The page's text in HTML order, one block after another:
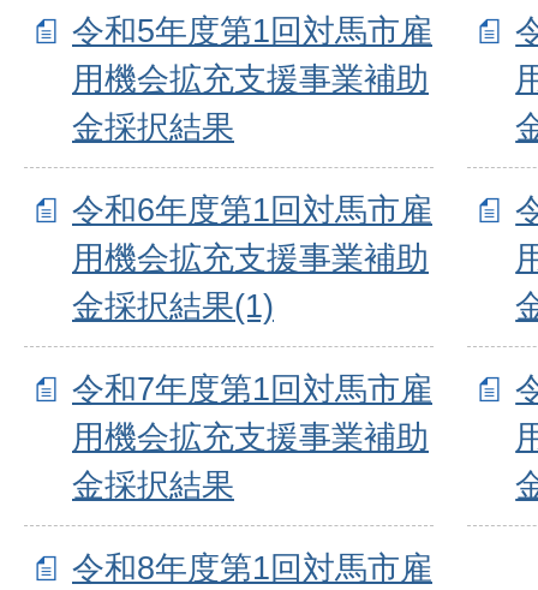
令和5年度第1回対馬市雇
用機会拡充支援事業補助
金採択結果
令和6年度第1回対馬市雇
用機会拡充支援事業補助
金採択結果(1)
令和7年度第1回対馬市雇
用機会拡充支援事業補助
金採択結果
令和8年度第1回対馬市雇